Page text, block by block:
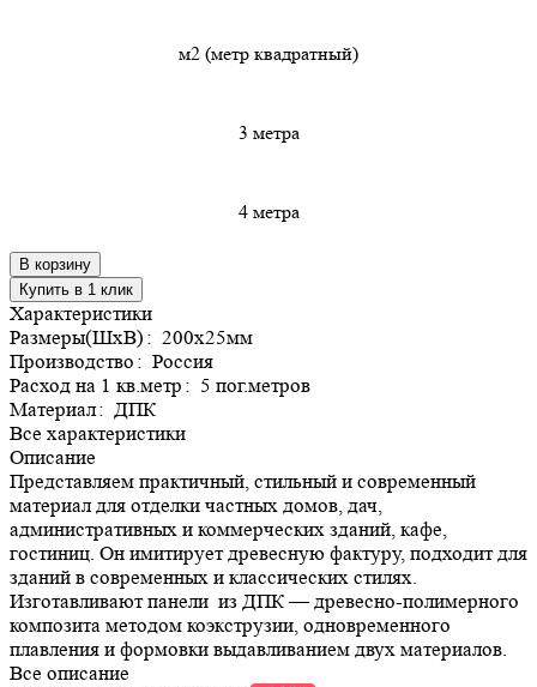
м2 (метр квадратный)
3 метра
4 метра
В корзину
Купить в 1 клик
Характеристики
Размеры(ШхВ): 200х25мм
Производство: Россия
Расход на 1 кв.метр: 5 пог.метров
Материал: ДПК
Все характеристики
Описание
Представляем практичный, стильный и современный
материал для отделки частных домов, дач,
административных и коммерческих зданий, кафе,
гостиниц. Он имитирует древесную фактуру, подходит для
зданий в современных и классических стилях.
Изготавливают панели из ДПК — древесно-полимерного
композита методом коэкструзии, одновременного
плавления и формовки выдавливанием двух материалов.
Все описание